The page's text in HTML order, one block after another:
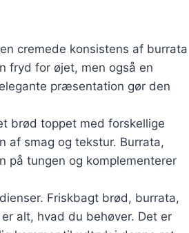
cremede konsistens af burrata
fryd for øjet, men også en
præsentation gør den
brød toppet med forskellige
af smag og tekstur. Burrata,
på tungen og komplementerer
Friskbagt brød, burrata,
alt, hvad du behøver. Det er